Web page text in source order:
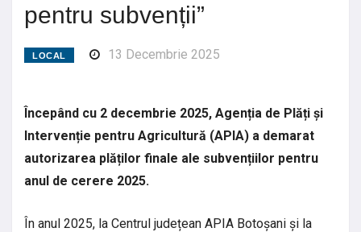
pentru subvenții”
LOCAL 13 Decembrie 2025
Începând cu 2 decembrie 2025, Agenția de Plăți și
Intervenție pentru Agricultură (APIA) a demarat
autorizarea plăților finale ale subvențiilor pentru
anul de cerere 2025.
În anul 2025, la Centrul județean APIA Botoșani și la